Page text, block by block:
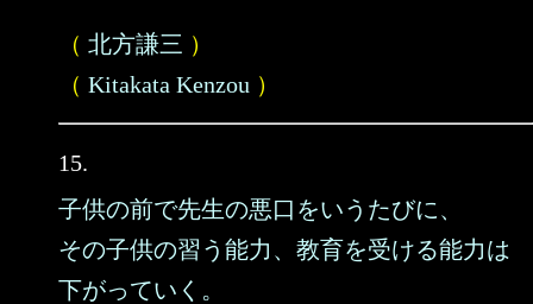
（ 北方謙三 ）
（ Kitakata Kenzou ）
15.
子供の前で先生の悪口をいうたびに、
その子供の習う能力、教育を受ける能力は
下がっていく。